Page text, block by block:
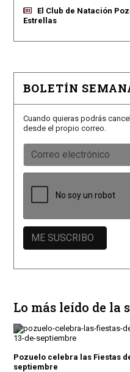
El Club de Natación
Estrellas
BOLETÍN
Cuando quieras podrás
desde el propio correo.
Lo más leído de la
Pozuelo celebra las Fiestas
septiembre